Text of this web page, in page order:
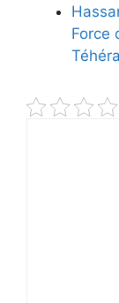
Force